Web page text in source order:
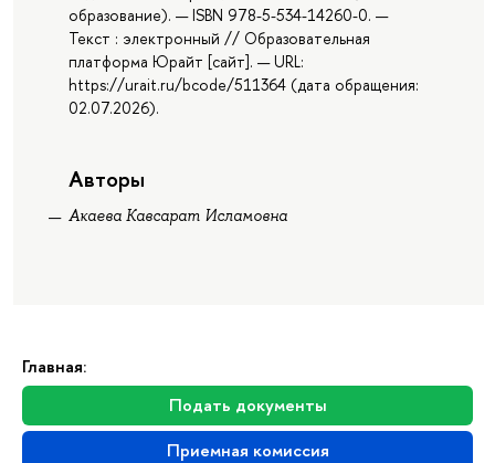
Главная:
Подать документы
Приемная комиссия
образование). — ISBN 978-5-534-14260-0. —
Текст : электронный // Образовательная
платформа Юрайт [сайт]. — URL:
https://urait.ru/bcode/511364 (дата обращения:
02.07.2026).
Авторы
Акаева Кавсарат Исламовна